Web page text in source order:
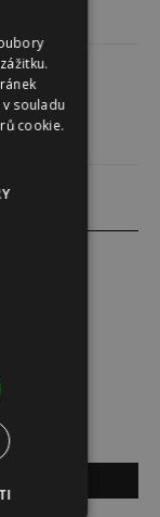
souladu
cookie.